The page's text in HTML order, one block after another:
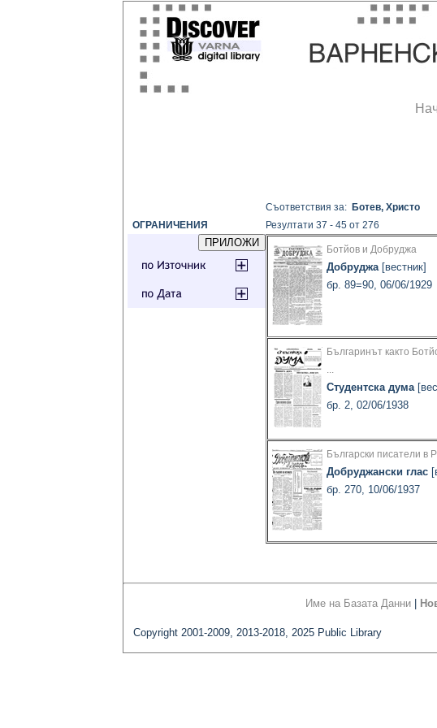
ОГРАНИЧЕНИЯ
Съответствия за: Ботев, Христо
Резултати 37 - 45 от 276
Ботйов и Добруджа
Добруджа[вестник]
бр. 89=90, 06/06/1929
Българинът както
...
Студентска дума
бр. 2, 02/06/1938
Български писатели в
Добруджански глас
бр. 270, 10/06/1937
Име на Базата Данни
Copyright 2001-2009, 2013-2018, 2025 Public Library